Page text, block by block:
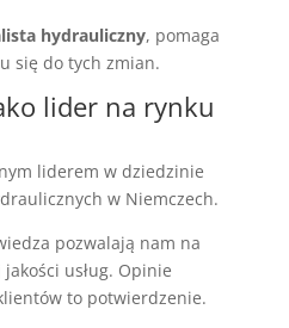
hydrauliczny, pomaga
się do tych zmian.
lider na rynku
liderem w dziedzinie
w Niemczech.
pozwalają nam na
usług. Opinie
to potwierdzenie.